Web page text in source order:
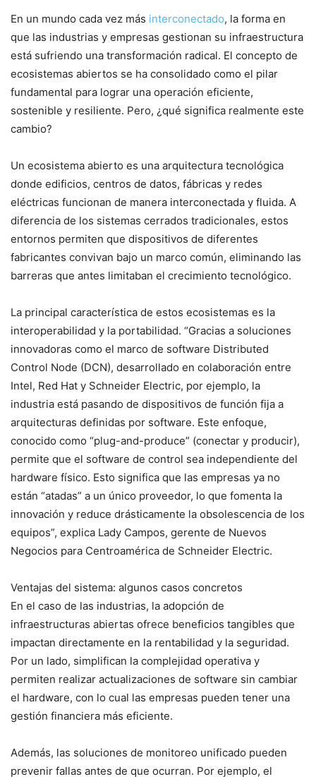
En un mundo cada vez más interconectado, la forma en
que las industrias y empresas gestionan su infraestructura
está sufriendo una transformación radical. El concepto de
ecosistemas abiertos se ha consolidado como el pilar
fundamental para lograr una operación eficiente,
sostenible y resiliente. Pero, ¿qué significa realmente este
cambio?
Un ecosistema abierto es una arquitectura tecnológica
donde edificios, centros de datos, fábricas y redes
eléctricas funcionan de manera interconectada y fluida. A
diferencia de los sistemas cerrados tradicionales, estos
entornos permiten que dispositivos de diferentes
fabricantes convivan bajo un marco común, eliminando las
barreras que antes limitaban el crecimiento tecnológico.
La principal característica de estos ecosistemas es la
interoperabilidad y la portabilidad. “Gracias a soluciones
innovadoras como el marco de software Distributed
Control Node (DCN), desarrollado en colaboración entre
Intel, Red Hat y Schneider Electric, por ejemplo, la
industria está pasando de dispositivos de función fija a
arquitecturas definidas por software. Este enfoque,
conocido como “plug-and-produce” (conectar y producir),
permite que el software de control sea independiente del
hardware físico. Esto significa que las empresas ya no
están “atadas” a un único proveedor, lo que fomenta la
innovación y reduce drásticamente la obsolescencia de los
equipos”, explica Lady Campos, gerente de Nuevos
Negocios para Centroamérica de Schneider Electric.
Ventajas del sistema: algunos casos concretos
En el caso de las industrias, la adopción de
infraestructuras abiertas ofrece beneficios tangibles que
impactan directamente en la rentabilidad y la seguridad.
Por un lado, simplifican la complejidad operativa y
permiten realizar actualizaciones de software sin cambiar
el hardware, con lo cual las empresas pueden tener una
gestión financiera más eficiente.
Además, las soluciones de monitoreo unificado pueden
prevenir fallas antes de que ocurran. Por ejemplo, el